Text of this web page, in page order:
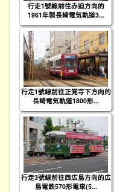
行走1號線前往赤迫方向的
1961年製長崎電気軌道3...
行走1號線前往正覚寺下方向的
長崎電気軌道1800形...
行走3號線前往西広島方向的広
島電鉄570形電車(5...